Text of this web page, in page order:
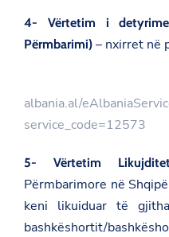
4- Vërtetim i
Përmbarimi) – nxirret në
albania.al/
service_code=12573
5- Vërtetim
Përmbarimore në
keni likuiduar të
bashkëshortit/